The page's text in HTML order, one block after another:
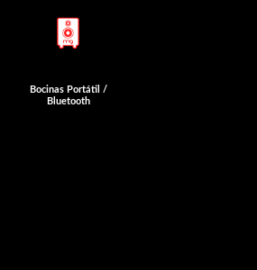
Bocinas Portátil /
Bluetooth